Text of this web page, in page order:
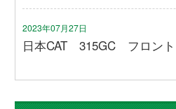
2023年07月27日
日本CAT 315GC フロント